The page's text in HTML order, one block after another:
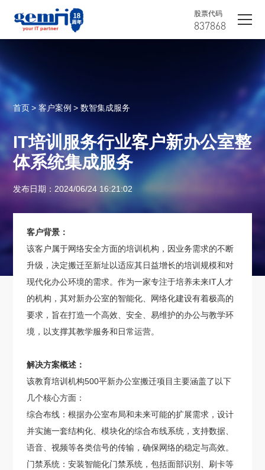
股票代码
837868
首页 > 客户案例 > 数智集成服务
IT培训服务行业客户新办公室整
体系统集成服务
发布日期：2024/06/24 16:21:02
客户背景：
该客户属于网络安全方面的培训机构，因业务需求的不断
升级，决定搬迁至新址以适应其日益增长的培训规模和对
现代化办公环境的需求。作为一家专注于培养未来IT人才
的机构，其对新办公室的智能化、网络化建设有着极高的
要求，旨在打造一个高效、安全、易维护的办公与教学环
境，以支撑其教学服务和日常运营。
解决方案概述：
该教育培训机构500平新办公室搬迁项目主要涵盖了以下
几个核心方面：
综合布线：根据办公室布局和未来可能的扩展需求，设计
并实施一套结构化、模块化的综合布线系统，支持数据、
语音、视频等各类信号的传输，确保网络的稳定与高效。
门禁系统：安装智能化门禁系统，包括面部识别、刷卡等